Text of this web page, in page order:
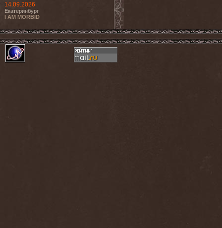
14.09.2026
Екатеринбург
I AM MORBID